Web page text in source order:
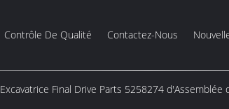
Contrôle De Qualité Contactez-Nous
Excavatrice Final Drive Parts 5258274 d'Assemblée